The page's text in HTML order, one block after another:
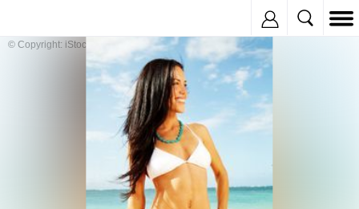
© Copyright: iStockphoto